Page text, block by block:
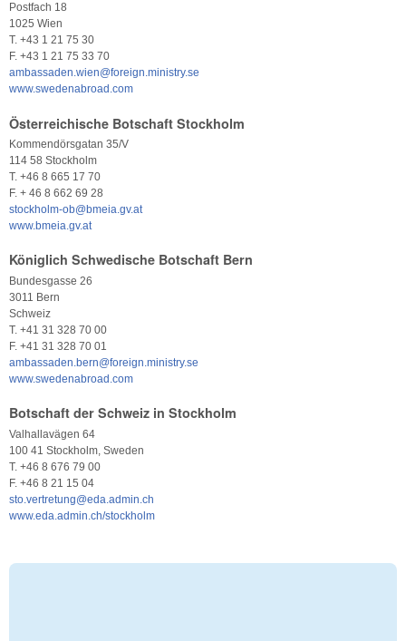
Postfach 18
1025 Wien
T. +43 1 21 75 30
F. +43 1 21 75 33 70
ambassaden.wien@foreign.ministry.se
www.swedenabroad.com
Österreichische Botschaft Stockholm
Kommendörsgatan 35/V
114 58 Stockholm
T. +46 8 665 17 70
F. + 46 8 662 69 28
stockholm-ob@bmeia.gv.at
www.bmeia.gv.at
Königlich Schwedische Botschaft Bern
Bundesgasse 26
3011 Bern
Schweiz
T. +41 31 328 70 00
F. +41 31 328 70 01
ambassaden.bern@foreign.ministry.se
www.swedenabroad.com
Botschaft der Schweiz in Stockholm
Valhallavägen 64
100 41 Stockholm, Sweden
T. +46 8 676 79 00
F. +46 8 21 15 04
sto.vertretung@eda.admin.ch
www.eda.admin.ch/stockholm